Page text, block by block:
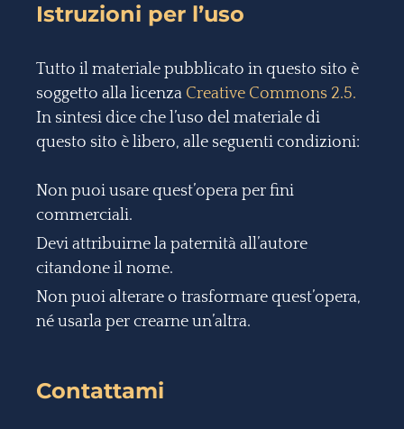
Istruzioni per l’uso
Tutto il materiale pubblicato in questo sito è
soggetto alla licenza Creative Commons 2.5.
In sintesi dice che l’uso del materiale di
questo sito è libero, alle seguenti condizioni:
Non puoi usare quest’opera per fini
commerciali.
Devi attribuirne la paternità all’autore
citandone il nome.
Non puoi alterare o trasformare quest’opera,
né usarla per crearne un’altra.
Contattami